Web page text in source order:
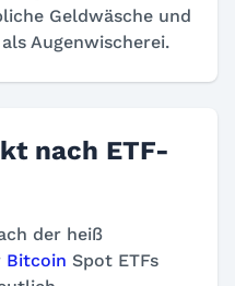
Geldwäsche und
Augenwischerei.
nach ETF-
der heiß
Bitcoin Spot ETFs